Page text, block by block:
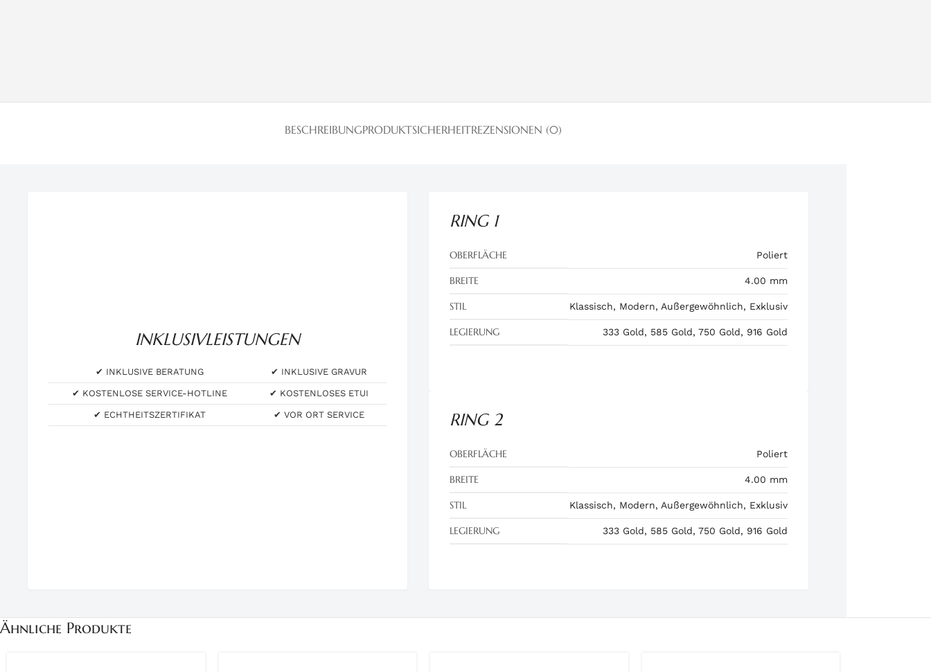
BESCHREIBUNGPRODUKTSICHERHEITREZENSIONEN (0)
RING 1
OBERFLÄCHE Poliert
BREITE 4.00 mm
STIL Klassisch, Modern, Außergewöhnlich, Exklusiv
LEGIERUNG 333 Gold, 585 Gold, 750 Gold, 916 Gold
RING 2
OBERFLÄCHE Poliert
BREITE 4.00 mm
STIL Klassisch, Modern, Außergewöhnlich, Exklusiv
LEGIERUNG 333 Gold, 585 Gold, 750 Gold, 916 Gold
INKLUSIVLEISTUNGEN
✔ INKLUSIVE BERATUNG ✔ INKLUSIVE GRAVUR
✔ KOSTENLOSE SERVICE-HOTLINE ✔ KOSTENLOSES ETUI
✔ ECHTHEITSZERTIFIKAT ✔ VOR ORT SERVICE
Ähnliche Produkte